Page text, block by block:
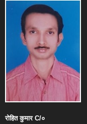
रोहित कुमारC/०